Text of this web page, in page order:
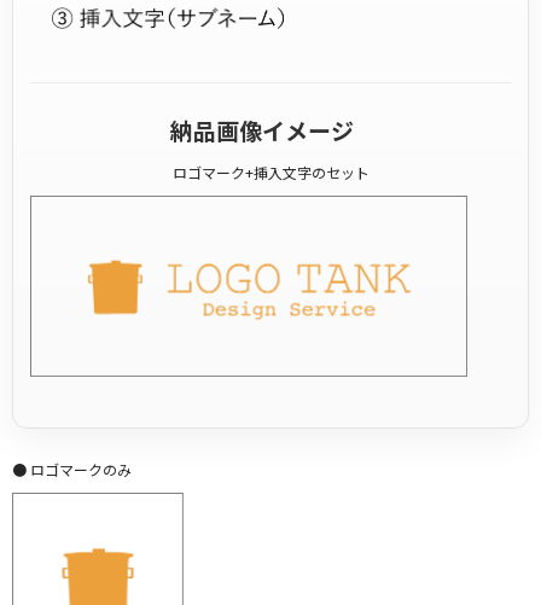
納品画像イメージ
ロゴマーク+挿入文字のセット
● ロゴマークのみ